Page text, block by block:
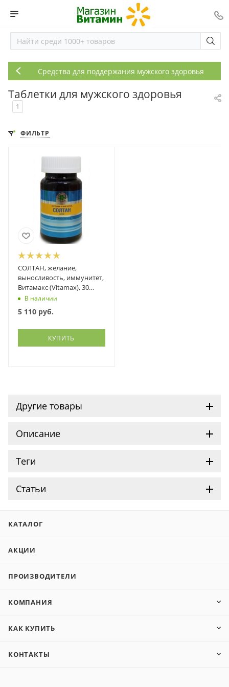
Средства для поддержания мужского здоровья
Таблетки для мужского здоровья
1
ФИЛЬТР
СОЛТАН, желание,
выносливость, иммунитет,
Витамакс (Vitamax), 30
таблеток
В наличии
5 110 руб.
КУПИТЬ
Другие товары
Описание
Теги
Статьи
КАТАЛОГ
АКЦИИ
ПРОИЗВОДИТЕЛИ
КОМПАНИЯ
КАК КУПИТЬ
КОНТАКТЫ